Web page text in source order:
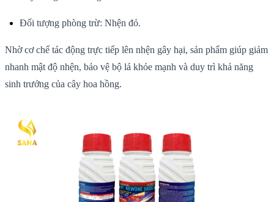
Đối tượng phòng trừ: Nhện đỏ.
Nhờ cơ chế tác động trực tiếp lên nhện gây hại, sản phẩm giúp giảm
nhanh mật độ nhện, bảo vệ bộ lá khỏe mạnh và duy trì khả năng
sinh trưởng của cây hoa hồng.